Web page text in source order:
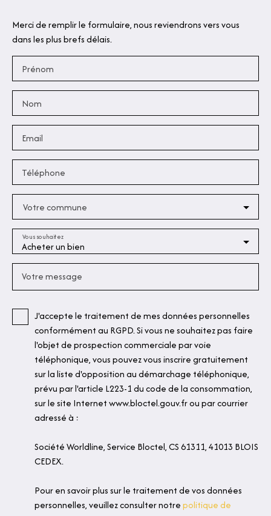
Merci de remplir le formulaire, nous reviendrons vers vous
dans les plus brefs délais.
Prénom
Nom
Email
Téléphone
Votre commune
Acheter un bien
Vous souhaitez
Votre message
J'accepte le traitement de mes données personnelles
conformément au RGPD. Si vous ne souhaitez pas faire
l'objet de prospection commerciale par voie
téléphonique, vous pouvez vous inscrire gratuitement
sur la liste d'opposition au démarchage téléphonique,
prévu par l'article L223-1 du code de la consommation,
sur le site Internet www.bloctel.gouv.fr ou par courrier
adressé à :
Société Worldline, Service Bloctel, CS 61311, 41013 BLOIS
CEDEX.
Pour en savoir plus sur le traitement de vos données
personnelles, veuillez consulter notrepolitique de